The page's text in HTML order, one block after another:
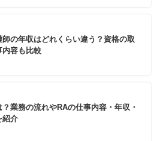
の年収はどれくらい違う？資格の取
内容も比較
業務の流れやRAの仕事内容・年収・
紹介